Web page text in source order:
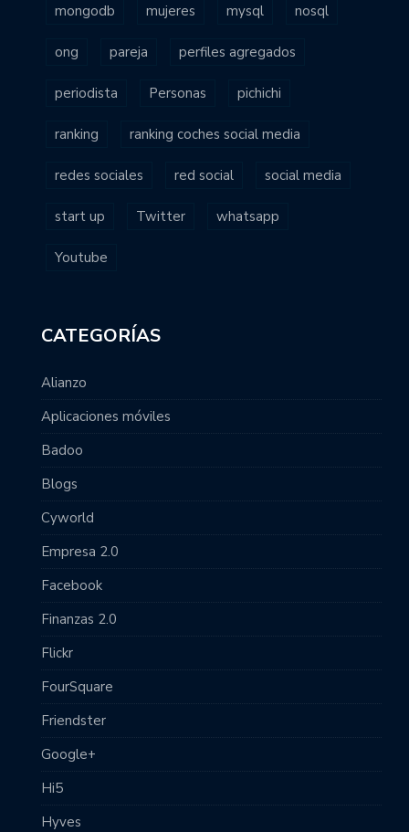
mongodb mujeres mysql nosql
ong pareja perfiles agregados
periodista Personas pichichi
ranking ranking coches social media
redes sociales red social social media
start up Twitter whatsapp
Youtube
CATEGORÍAS
Alianzo
Aplicaciones móviles
Badoo
Blogs
Cyworld
Empresa 2.0
Facebook
Finanzas 2.0
Flickr
FourSquare
Friendster
Google+
Hi5
Hyves